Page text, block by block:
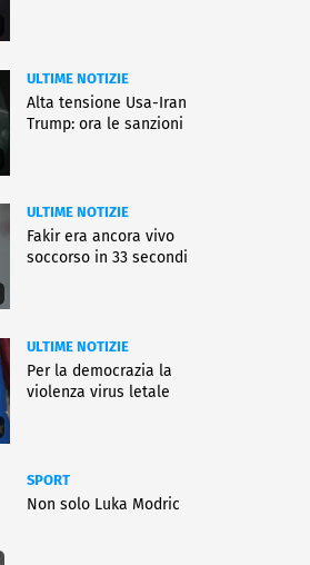
ULTIME NOTIZIE
Alta tensione Usa-Iran
Trump: ora le sanzioni
ULTIME NOTIZIE
Fakir era ancora vivo
soccorso in 33 secondi
ULTIME NOTIZIE
Per la democrazia la
violenza virus letale
SPORT
Non solo Luka Modric